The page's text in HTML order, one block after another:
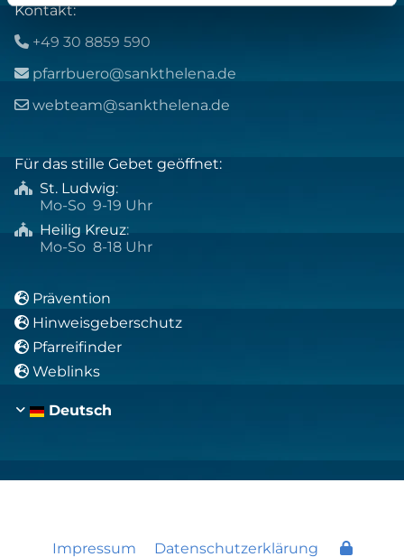
Kontakt:
 +49 30 8859 590
 pfarrbuero@sankthelena.de
 webteam@sankthelena.de
Für das stille Gebet geöffnet:
 St. Ludwig:
Mo-So 9-19 Uhr
 Heilig Kreuz:
Mo-So 8-18 Uhr
 Prävention
 Hinweisgeberschutz
 Pfarreifinder
 Weblinks
Deutsch
Impressum Datenschutzerklärung